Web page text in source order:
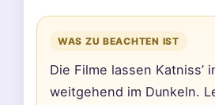
WAS ZU BEACHTEN IST
Die Filme lassen
weitgehend im Dunkeln.